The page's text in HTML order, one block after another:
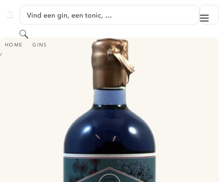
GINVENTORY
Vind een gin, een tonic, …
Zoeken
HOME GINS
MCLEAN'S GIN - FLORAL